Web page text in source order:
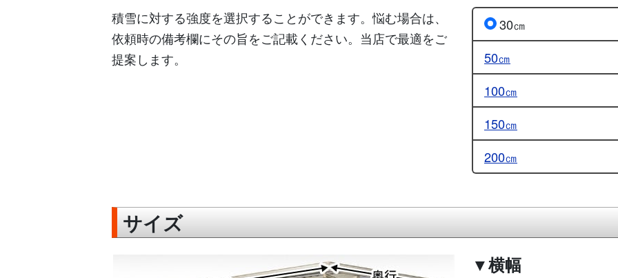
積雪に対する強度を選択することができます。悩む場合は、
依頼時の備考欄にその旨をご記載ください。当店で最適をご
提案します。
30㎝
50㎝
100㎝
150㎝
200㎝
サイズ
▼横幅